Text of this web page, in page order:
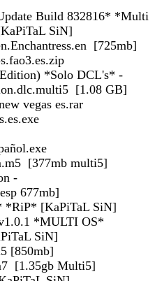
Build 832816* *Multi
SiN]
[725mb]
*Solo DCL's* -
[1.08 GB]
vegas es.rar
[377mb multi5]
-
677mb]
*RiP* [KaPiTaL SiN]
*MULTI OS*
SiN]
[850mb]
[1.35gb Multi5]